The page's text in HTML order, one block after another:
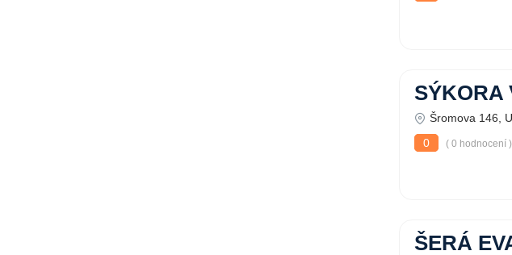
SÝKORA
Šromova 146,
0
( 0 hodnocení )
ŠERÁ